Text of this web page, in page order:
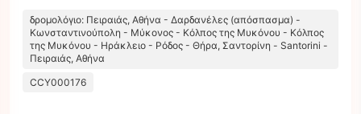
δρομολόγιο: Πειραιάς, Αθήνα - Δαρδανέλες (απόσπασμα) -
Κωνσταντινούπολη - Μύκονος - Κόλπος της Μυκόνου - Κόλπος
της Μυκόνου - Ηράκλειο - Ρόδος - Θήρα, Σαντορίνη - Santorini -
Πειραιάς, Αθήνα
CCY000176